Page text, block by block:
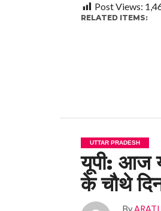
Post Views:
RELATED ITEMS:
UTTAR PRADESH
यूपी: आज
के चौथे
ByARATI